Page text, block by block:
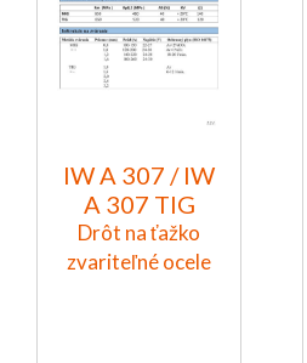
IW A 307 / IW
A 307 TIG
Drôt na ťažko
zvariteľné ocele